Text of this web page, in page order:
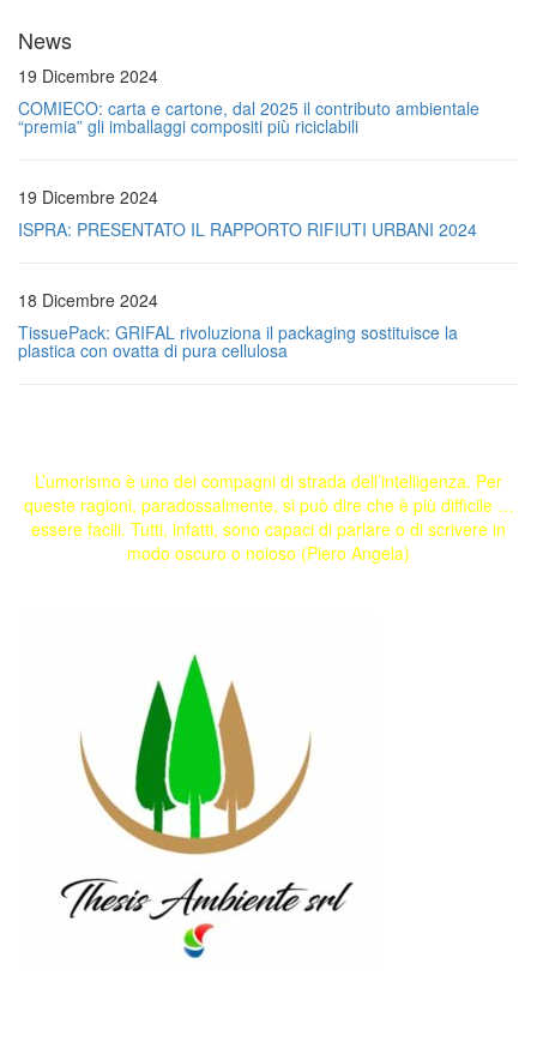
News
19 Dicembre 2024
COMIECO: carta e cartone, dal 2025 il contributo ambientale
“premia” gli imballaggi compositi più riciclabili
19 Dicembre 2024
ISPRA: PRESENTATO IL RAPPORTO RIFIUTI URBANI 2024
18 Dicembre 2024
TissuePack: GRIFAL rivoluziona il packaging sostituisce la
plastica con ovatta di pura cellulosa
L’umorismo è uno dei compagni di strada dell’intelligenza. Per
queste ragioni, paradossalmente, si può dire che è più difficile …
essere facili. Tutti, infatti, sono capaci di parlare o di scrivere in
modo oscuro o noioso (Piero Angela)